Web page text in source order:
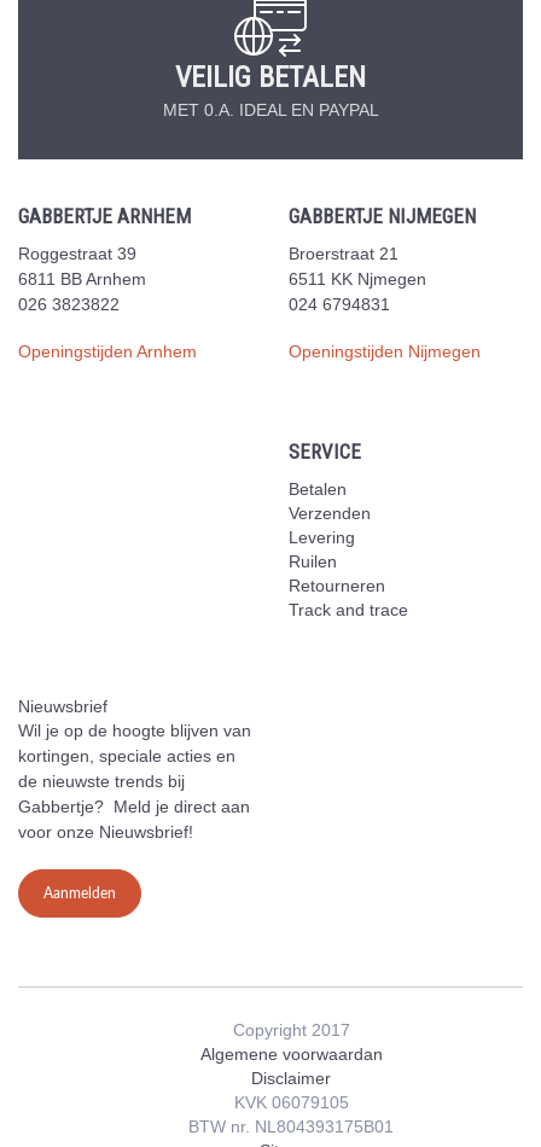
VEILIG BETALEN
MET 0.A. IDEAL EN PAYPAL
GABBERTJE ARNHEM
Roggestraat 39
6811 BB Arnhem
026 3823822
Openingstijden Arnhem
GABBERTJE NIJMEGEN
Broerstraat 21
6511 KK Njmegen
024 6794831
Openingstijden Nijmegen
SERVICE
Betalen
Verzenden
Levering
Ruilen
Retourneren
Track and trace
Nieuwsbrief
Wil je op de hoogte blijven van
kortingen, speciale acties en
de nieuwste trends bij
Gabbertje? Meld je direct aan
voor onze Nieuwsbrief!
Aanmelden
Copyright 2017
Algemene voorwaardan
Disclaimer
KVK 06079105
BTW nr. NL804393175B01